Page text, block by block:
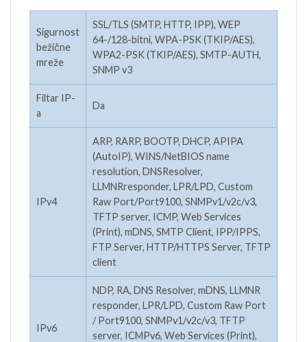
Sigurnost
bežične
mreže
SSL/TLS (SMTP, HTTP, IPP), WEP
64-/128-bitni, WPA-PSK (TKIP/AES),
WPA2-PSK (TKIP/AES), SMTP-AUTH,
SNMP v3
Filtar IP-
a
Da
IPv4
ARP, RARP, BOOTP, DHCP, APIPA
(AutoIP), WINS/NetBIOS name
resolution, DNSResolver,
LLMNRresponder, LPR/LPD, Custom
Raw Port/Port9100, SNMPv1/v2c/v3,
TFTP server, ICMP, Web Services
(Print), mDNS, SMTP Client, IPP/IPPS,
FTP Server, HTTP/HTTPS Server, TFTP
client
IPv6
NDP, RA, DNS Resolver, mDNS, LLMNR
responder, LPR/LPD, Custom Raw Port
/ Port9100, SNMPv1/v2c/v3, TFTP
server, ICMPv6, Web Services (Print),